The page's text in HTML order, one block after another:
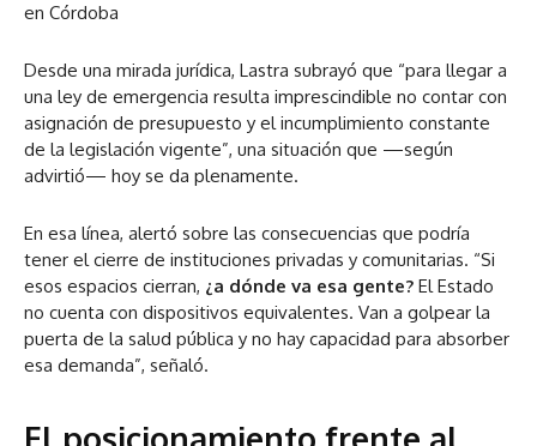
en Córdoba
Desde una mirada jurídica, Lastra subrayó que “para llegar a
una ley de emergencia resulta imprescindible no contar con
asignación de presupuesto y el incumplimiento constante
de la legislación vigente”, una situación que —según
advirtió— hoy se da plenamente.
En esa línea, alertó sobre las consecuencias que podría
tener el cierre de instituciones privadas y comunitarias. “Si
esos espacios cierran, ¿a dónde va esa gente? El Estado
no cuenta con dispositivos equivalentes. Van a golpear la
puerta de la salud pública y no hay capacidad para absorber
esa demanda”, señaló.
El posicionamiento frente al